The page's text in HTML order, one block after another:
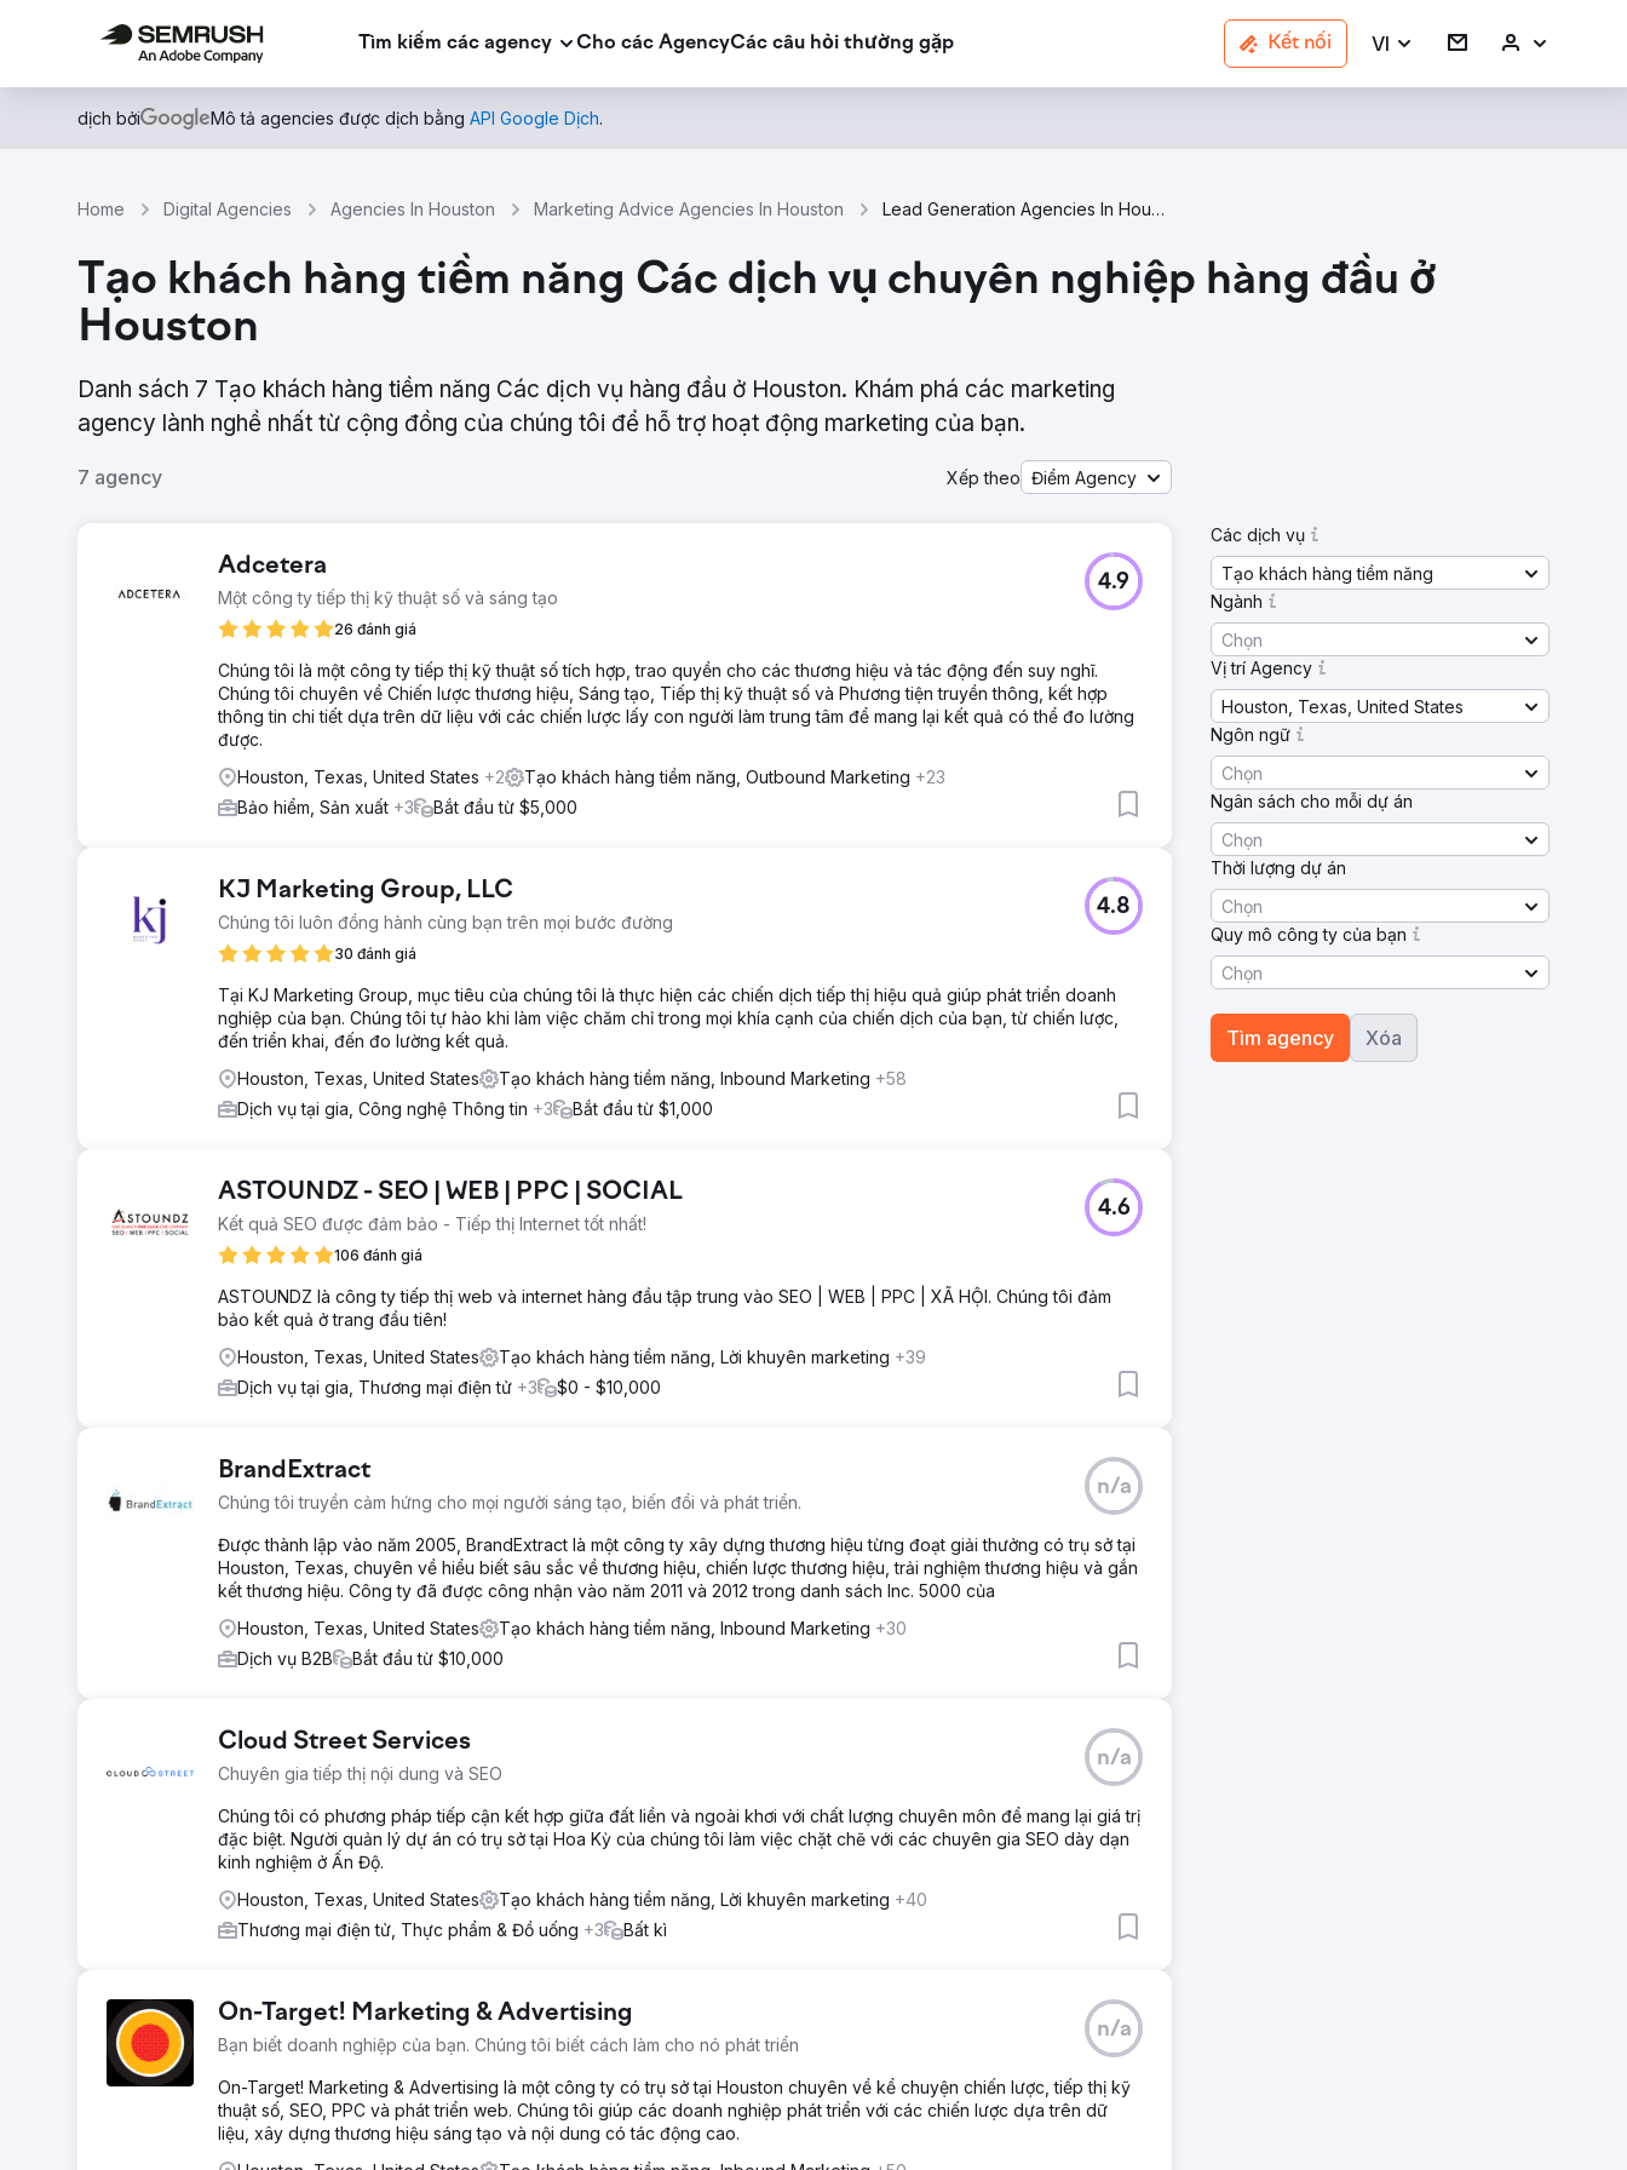
Tìm kiếm các agency Cho các AgencyCác câu hỏi thường gặp Kết nối VI
dịch bởi Mô tả agencies được dịch bằng API Google Dịch.
Home Digital Agencies Agencies In Houston Marketing Advice Agencies In Houston Lead Generation Agencies In Houston
Tạo khách hàng tiềm năng Các dịch vụ chuyên nghiệp hàng đầu ở
Houston
Danh sách 7 Tạo khách hàng tiềm năng Các dịch vụ hàng đầu ở Houston. Khám phá các marketing
agency lành nghề nhất từ ​​cộng đồng của chúng tôi để hỗ trợ hoạt động marketing của bạn.
7 agency Xếp theo Điểm Agency
Adcetera
Một công ty tiếp thị kỹ thuật số và sáng tạo
26 đánh giá
4.9
Chúng tôi là một công ty tiếp thị kỹ thuật số tích hợp, trao quyền cho các thương hiệu và tác động đến suy nghĩ.
Chúng tôi chuyên về Chiến lược thương hiệu, Sáng tạo, Tiếp thị kỹ thuật số và Phương tiện truyền thông, kết hợp
thông tin chi tiết dựa trên dữ liệu với các chiến lược lấy con người làm trung tâm để mang lại kết quả có thể đo lường
được.
Houston, Texas, United States +2 Tạo khách hàng tiềm năng, Outbound Marketing +23
Bảo hiểm, Sản xuất +3 Bắt đầu từ $5,000
KJ Marketing Group, LLC
Chúng tôi luôn đồng hành cùng bạn trên mọi bước đường
30 đánh giá
4.8
Tại KJ Marketing Group, mục tiêu của chúng tôi là thực hiện các chiến dịch tiếp thị hiệu quả giúp phát triển doanh
nghiệp của bạn. Chúng tôi tự hào khi làm việc chăm chỉ trong mọi khía cạnh của chiến dịch của bạn, từ chiến lược,
đến triển khai, đến đo lường kết quả.
Houston, Texas, United States
Tạo khách hàng tiềm năng, Inbound Marketing +58
Dịch vụ tại gia, Công nghệ Thông tin +3 Bắt đầu từ $1,000
ASTOUNDZ - SEO | WEB | PPC | SOCIAL
Kết quả SEO được đảm bảo - Tiếp thị Internet tốt nhất!
106 đánh giá
4.6
ASTOUNDZ là công ty tiếp thị web và internet hàng đầu tập trung vào SEO | WEB | PPC | XÃ HỘI. Chúng tôi đảm
bảo kết quả ở trang đầu tiên!
Houston, Texas, United States
Tạo khách hàng tiềm năng, Lời khuyên marketing +39
Dịch vụ tại gia, Thương mại điện tử +3 $0 - $10,000
BrandExtract
Chúng tôi truyền cảm hứng cho mọi người sáng tạo, biến đổi và phát triển.
n/a
Được thành lập vào năm 2005, BrandExtract là một công ty xây dựng thương hiệu từng đoạt giải thưởng có trụ sở tại
Houston, Texas, chuyên về hiểu biết sâu sắc về thương hiệu, chiến lược thương hiệu, trải nghiệm thương hiệu và gắn
kết thương hiệu. Công ty đã được công nhận vào năm 2011 và 2012 trong danh sách Inc. 5000 của
Houston, Texas, United States
Tạo khách hàng tiềm năng, Inbound Marketing +30
Dịch vụ B2B
Bắt đầu từ $10,000
Cloud Street Services
Chuyên gia tiếp thị nội dung và SEO
n/a
Chúng tôi có phương pháp tiếp cận kết hợp giữa đất liền và ngoài khơi với chất lượng chuyên môn để mang lại giá trị
đặc biệt. Người quản lý dự án có trụ sở tại Hoa Kỳ của chúng tôi làm việc chặt chẽ với các chuyên gia SEO dày dạn
kinh nghiệm ở Ấn Độ.
Houston, Texas, United States
Tạo khách hàng tiềm năng, Lời khuyên marketing +40
Thương mại điện tử, Thực phẩm & Đồ uống +3 Bất kì
On-Target! Marketing & Advertising
Bạn biết doanh nghiệp của bạn. Chúng tôi biết cách làm cho nó phát triển
n/a
On-Target! Marketing & Advertising là một công ty có trụ sở tại Houston chuyên về kể chuyện chiến lược, tiếp thị kỹ
thuật số, SEO, PPC và phát triển web. Chúng tôi giúp các doanh nghiệp phát triển với các chiến lược dựa trên dữ
liệu, xây dựng thương hiệu sáng tạo và nội dung có tác động cao.
Các dịch vụ
Tạo khách hàng tiềm năng
Ngành
Chọn
Vị trí Agency
Houston, Texas, United States
Ngôn ngữ
Chọn
Ngân sách cho mỗi dự án
Chọn
Thời lượng dự án
Chọn
Quy mô công ty của bạn
Chọn
Tìm agency Xóa